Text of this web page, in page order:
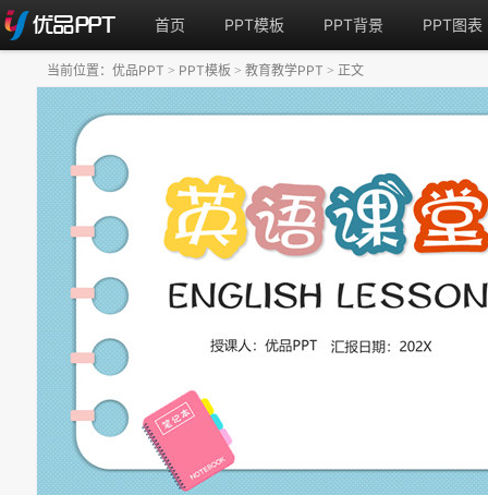
首页 PPT模板 PPT背景 PPT图表
当前位置： 优品PPT > PPT模板 > 教育教学PPT > 正文